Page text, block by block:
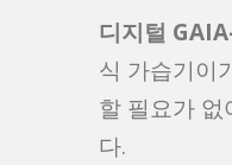
디지털
식 가습기이
할 필요가 없
다.